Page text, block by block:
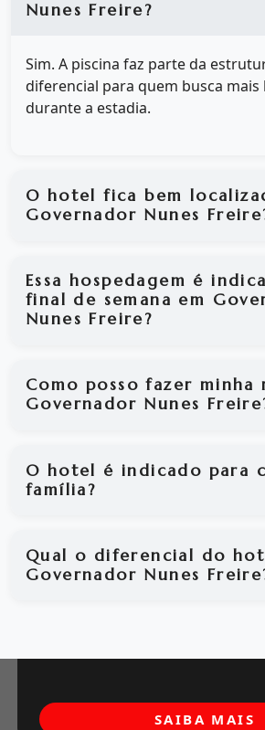
Nunes Freire?
Sim. A piscina faz parte da
diferencial para quem busca
durante a estadia.
O hotel fica bem
Governador Nunes
Essa hospedagem é
final de semana em
Nunes Freire?
Como posso fazer minha
Governador Nunes
O hotel é indicado para
família?
Qual o diferencial do
Governador Nunes
SAIBA MAIS